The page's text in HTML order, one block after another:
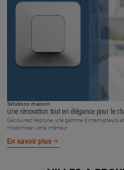
Solutions maison
Une rénovation tout en élégance pour le
Découvrez Neptune, une gamme d’interrupteurs
moderniser votre intérieur.
En savoir plus